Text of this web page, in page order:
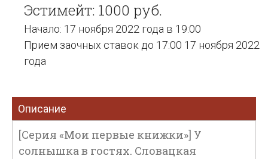
Эстимейт: 1000 руб.
Начало: 17 ноября 2022 года в 19:00
Прием заочных ставок до 17:00 17 ноября 2022
года
Описание
[Серия «Мои первые книжки»] У
солнышка в гостях. Словацкая